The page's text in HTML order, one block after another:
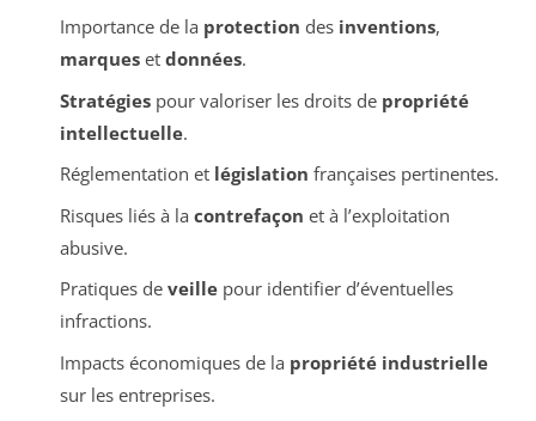
Importance de la protection des inventions,
marqueset données.
Stratégiespour valoriser les droits de propriété
intellectuelle.
Réglementation et législation françaises pertinentes.
Risques liés à la contrefaçon et à l’exploitation
abusive.
Pratiques de veillepour identifier d’éventuelles
infractions.
Impacts économiques de la propriété industrielle
sur les entreprises.